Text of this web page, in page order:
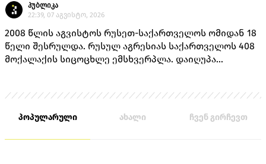
პუბლიკა
22:39, 07 აგვისტო, 2026
2008 წლის აგვისტოს რუსეთ-საქართველოს ომიდან 18
წელი შესრულდა. რუსულ აგრესიას საქართველოს 408
მოქალაქის სიცოცხლე ემსხვერპლა. დაიღუპა
მშვიდობიანი მცხოვრები.
პოპულარული ახალი ჩვენ გირჩევთ